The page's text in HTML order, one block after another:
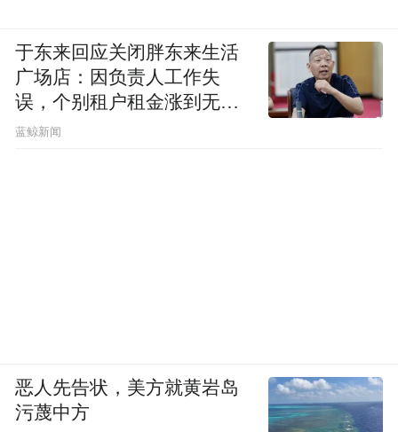
于东来回应关闭胖东来生活
广场店：因负责人工作失
误，个别租户租金涨到无法
想象
蓝鲸新闻
恶人先告状，美方就黄岩岛
污蔑中方